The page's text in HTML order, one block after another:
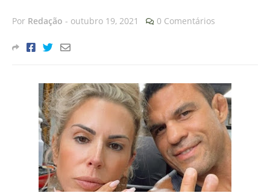
Por Redação - outubro 19, 2021 0 Comentários